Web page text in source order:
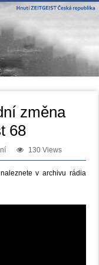
změna
68
130 Views
v archivu rádia